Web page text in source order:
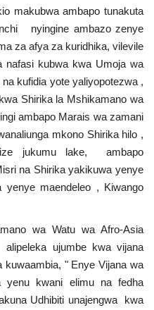
makubwa ambapo tunakuta
nyingine ambazo zenye
za afya za kuridhika, vilevile
nafasi kubwa kwa Umoja wa
kufidia yote yaliyopotezwa ,
Shirika la Mshikamano wa
ambapo Marais wa zamani
mkono Shirika hilo ,
jukumu lake, ambapo
na Shirika yakikuwa yenye
maendeleo , Kiwango
wa Watu wa Afro-Asia
ujumbe kwa vijana
" Enye Vijana wa
yenu kwani elimu na fedha
Udhibiti unajengwa kwa